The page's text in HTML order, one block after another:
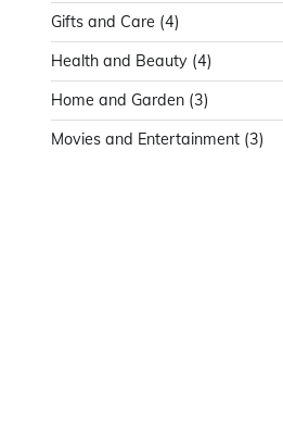
Gifts and Care (4)
Health and Beauty (4)
Home and Garden (3)
Movies and Entertainment (3)